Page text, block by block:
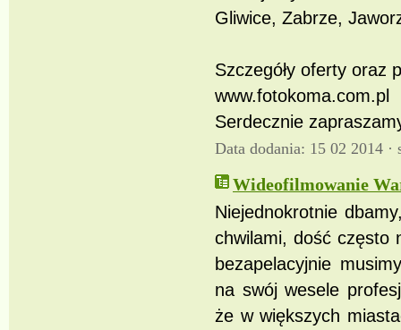
Gliwice, Zabrze,
Szczegóły oferty oraz
www.fotokoma.com.pl
Serdecznie
Data dodania: 15 02 2014 ·
Wideofilmowanie
Niejednokrotnie
chwilami, dość często
bezapelacyjnie
na swój wesele
że w większych